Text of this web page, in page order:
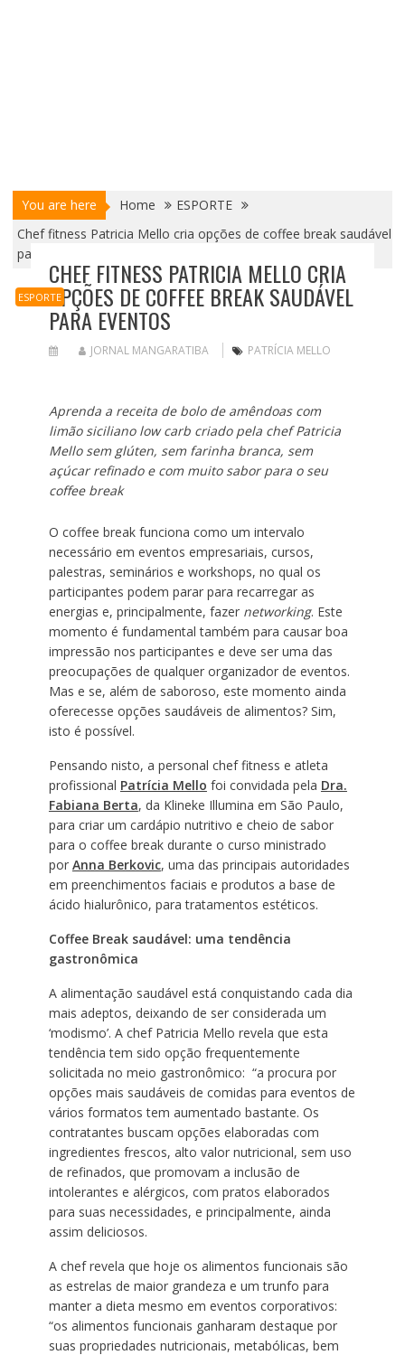
You are here Home
ESPORTE
Chef fitness Patricia Mello cria opções de coffee break saudável
para eventos
ESPORTE
CHEF FITNESS PATRICIA MELLO CRIA
OPÇÕES DE COFFEE BREAK SAUDÁVEL
PARA EVENTOS
JORNAL MANGARATIBA PATRÍCIA MELLO
Aprenda a receita de bolo de amêndoas com
limão siciliano low carb criado pela chef Patricia
Mello sem glúten, sem farinha branca, sem
açúcar refinado e com muito sabor para o seu
coffee break
O coffee break funciona como um intervalo
necessário em eventos empresariais, cursos,
palestras, seminários e workshops, no qual os
participantes podem parar para recarregar as
energias e, principalmente, fazer networking. Este
momento é fundamental também para causar boa
impressão nos participantes e deve ser uma das
preocupações de qualquer organizador de eventos.
Mas e se, além de saboroso, este momento ainda
oferecesse opções saudáveis de alimentos? Sim,
isto é possível.
Pensando nisto, a personal chef fitness e atleta
profissional Patrícia Mello foi convidada pela Dra.
Fabiana Berta, da Klineke Illumina em São Paulo,
para criar um cardápio nutritivo e cheio de sabor
para o coffee break durante o curso ministrado
por Anna Berkovic, uma das principais autoridades
em preenchimentos faciais e produtos a base de
ácido hialurônico, para tratamentos estéticos.
Coffee Break saudável: uma tendência
gastronômica
A alimentação saudável está conquistando cada dia
mais adeptos, deixando de ser considerada um
‘modismo’. A chef Patricia Mello revela que esta
tendência tem sido opção frequentemente
solicitada no meio gastronômico: “a procura por
opções mais saudáveis de comidas para eventos de
vários formatos tem aumentado bastante. Os
contratantes buscam opções elaboradas com
ingredientes frescos, alto valor nutricional, sem uso
de refinados, que promovam a inclusão de
intolerantes e alérgicos, com pratos elaborados
para suas necessidades, e principalmente, ainda
assim deliciosos.
A chef revela que hoje os alimentos funcionais são
as estrelas de maior grandeza e um trunfo para
manter a dieta mesmo em eventos corporativos:
“os alimentos funcionais ganharam destaque por
suas propriedades nutricionais, metabólicas, bem